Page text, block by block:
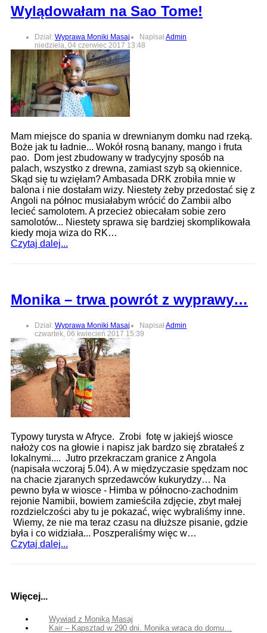
Wylądowałam na Sao Tome!
Dział: Wyprawa Moniki Masaj NapisałAdmin
niedziela, 04 czerwiec 2017 13:48
Mam miejsce do spania w drewnianym domku nad rzeką.
Boże jak tu ładnie... Wokół rosną banany, mango i fruta
pao. Dom jest zbudowany w tradycyjny sposób na
palach, wszystko z drewna, zamiast szyb są okiennice.
Skąd się tu wzięłam? Ambasada DRK zrobiła mnie w
balona i nie dostałam wizy. Niestety żeby przedostać się z
Angoli na północ musiałabym wrócić do Zambii albo
lecieć samolotem. A przecież obiecałam sobie zero
samolotów... Niestety sprawa się bardziej skomplikowała
kiedy moja wiza do RK…
Czytaj dalej...
Monika – trwa powrót z wyprawy…
Dział: Wyprawa Moniki Masaj NapisałAdmin
czwartek, 06 kwiecień 2017 15:39
Typowy turysta w Afryce. Zrobi fotę w jakiejś wiosce
nałoży cos na głowie i napisz jak bardzo się zbratałeś z
lokalnymi.... Jutro przekraczam granice z Angola
(napisała wczoraj 5.04). A w międzyczasie spędzam noc
na chacie zjaranych sprzedawców kukurydzy… Na
pewno była w wiosce - Himba w północno-zachodnim
rejonie Namibii, bowiem zamieściła zdjęcie, zbyt małej
rozdzielczości aby tu je pokazać, więc wybraliśmy inne.
Wiemy, że nie ma teraz czasu na dłuższe pisanie, gdzie
była i co widziała... Poszperaliśmy więc w…
Czytaj dalej...
Więcej...
Wywiad z Moniką Masaj
Kair – Kapsztad w 290 dni. Monika wraca do domu…